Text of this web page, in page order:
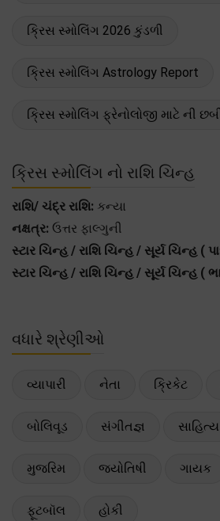
ક્રિસ સ્મોલિંગ 2026 કુંડળી
ક્રિસ સ્મોલિંગ Astrology Report
ક્રિસ સ્મોલિંગ ફ્રેનોલોજી માટે ની
ક્રિસ સ્મોલિંગ નો રાશિ ચિન્હ
રાશિ/ ચંદ્ર રાશિ: કન્યા
નક્ષત્ર: ઉત્તર ફાલ્ગુની
સ્ટાર ચિન્હ / રાશિ ચિન્હ / સૂર્ય ચિન્હ (
સ્ટાર ચિન્હ / રાશિ ચિન્હ / સૂર્ય ચિન્હ (
વધારે શ્રેણીઓ
વ્યાપારી નેતા ક્રિકેટ
બોલિવૂડ સંગીતજ્ઞ સાહિત્ય
મુજરિમ જ્યોતિષી ગાયક
ફૂટબૉલ હોકી